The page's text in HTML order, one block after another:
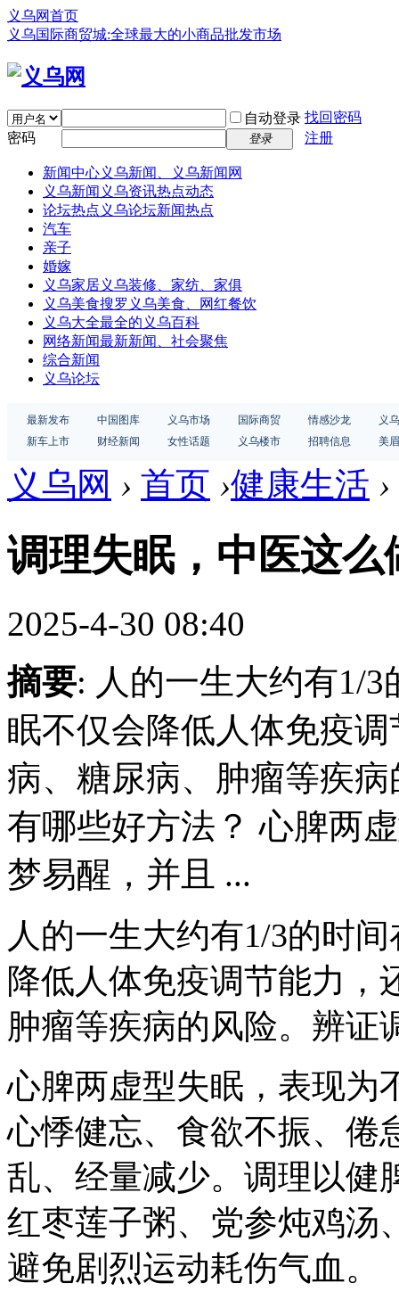
义乌网首页
义乌国际商贸城:全球最大的小商品批发市场
自动登录 找回密码
密码
登录 注册
新闻中心义乌新闻、义乌新闻网
义乌新闻 义乌资讯热点动态
论坛热点 义乌论坛新闻热点
汽车
亲子
婚嫁
义乌家居义乌装修、家纺、家俱
义乌美食搜罗义乌美食、网红餐饮
义乌大全最全的义乌百科
网络新闻最新新闻、社会聚焦
综合新闻
义乌论坛
最新发布 中国图库 义乌市场 国际商贸 情感沙龙
义
新车上市
财经新闻 女性话题 义乌楼市 招聘信息 美
义乌网 › 首页 ›健康生活 ›
调理失眠，中医这么
2025-4-30 08:40
摘要: 人的一生大约有1/
眠不仅会降低人体免疫
病、糖尿病、肿瘤等疾
有哪些好方法？ 心脾两
梦易醒，并且 ...
人的一生大约有1/3的时
降低人体免疫调节能力，
肿瘤等疾病的风险。辨证
心脾两虚型失眠，表现为
心悸健忘、食欲不振、倦
乱、经量减少。调理以健
红枣莲子粥、党参炖鸡汤
避免剧烈运动耗伤气血。